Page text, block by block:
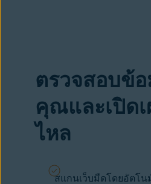
ตรวจสอบข้
คุณและเปิด
ไหล
สแกนเว็บมืดโดยอัตโ